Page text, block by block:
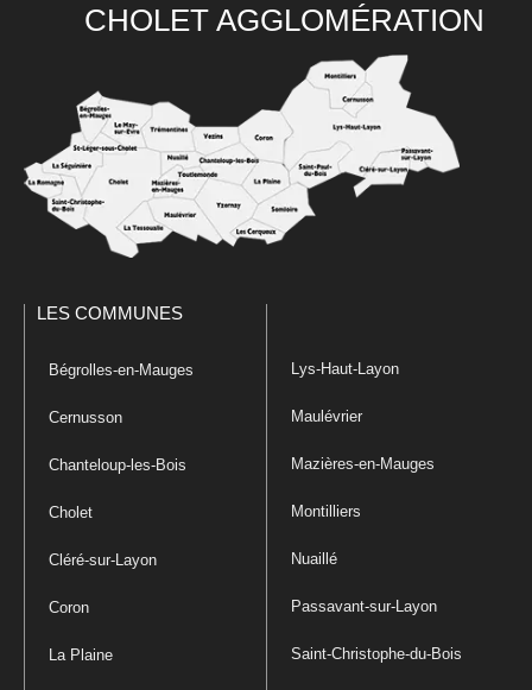
CHOLET AGGLOMÉRATION
LES COMMUNES
Bégrolles-en-Mauges
Cernusson
Chanteloup-les-Bois
Cholet
Cléré-sur-Layon
Coron
La Plaine
Lys-Haut-Layon
Maulévrier
Mazières-en-Mauges
Montilliers
Nuaillé
Passavant-sur-Layon
Saint-Christophe-du-Bois